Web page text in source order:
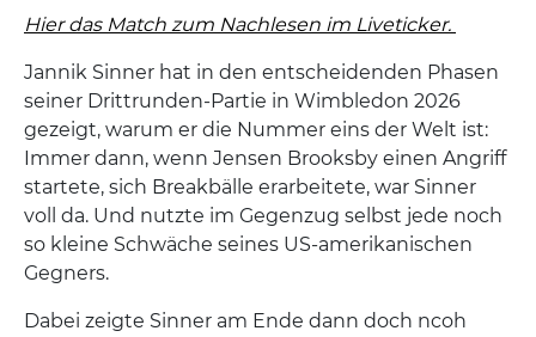
Hier das Match zum Nachlesen im Liveticker.
Jannik Sinner hat in den entscheidenden Phasen
seiner Drittrunden-Partie in Wimbledon 2026
gezeigt, warum er die Nummer eins der Welt ist:
Immer dann, wenn Jensen Brooksby einen Angriff
startete, sich Breakbälle erarbeitete, war Sinner
voll da. Und nutzte im Gegenzug selbst jede noch
so kleine Schwäche seines US-amerikanischen
Gegners.
Dabei zeigte Sinner am Ende dann doch ncoh